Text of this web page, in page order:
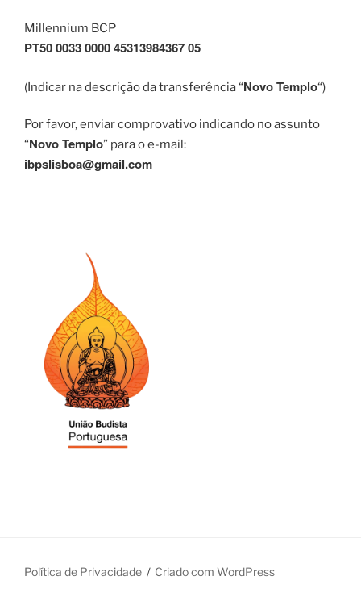
Millennium BCP
PT50 0033 0000 45313984367 05
(Indicar na descrição da transferência “Novo Templo“)
Por favor, enviar comprovativo indicando no assunto
“Novo Templo” para o e-mail:
ibpslisboa@gmail.com
Política de Privacidade Criado com WordPress